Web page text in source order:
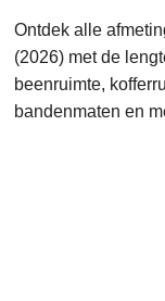
Ontdek alle
(2026) met de
beenruimte,
bandenmaten en